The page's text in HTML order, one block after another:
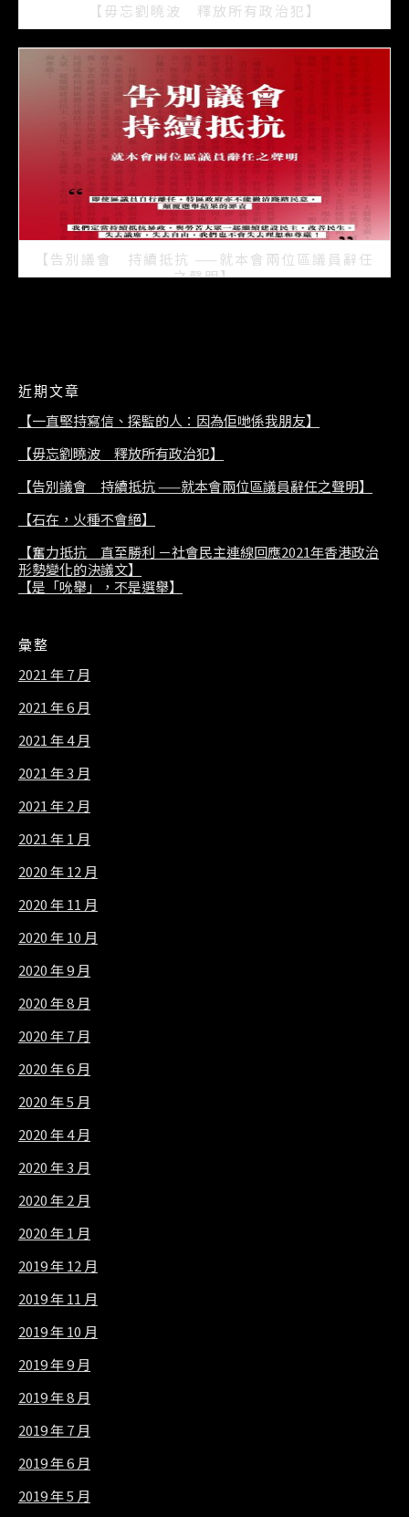
【毋忘劉曉波 釋放所有政治犯】
【告別議會 持續抵抗 ——就本會兩位區議員辭任
之聲明】
近期文章
【一直堅持寫信、探監的人：因為佢哋係我朋友】
【毋忘劉曉波 釋放所有政治犯】
【告別議會 持續抵抗 ——就本會兩位區議員辭任之聲明】
【石在，火種不會絕】
【奮力抵抗 直至勝利 －社會民主連線回應2021年香港政治
形勢變化的決議文】
【是「吮舉」，不是選舉】
彙整
2021 年 7 月
2021 年 6 月
2021 年 4 月
2021 年 3 月
2021 年 2 月
2021 年 1 月
2020 年 12 月
2020 年 11 月
2020 年 10 月
2020 年 9 月
2020 年 8 月
2020 年 7 月
2020 年 6 月
2020 年 5 月
2020 年 4 月
2020 年 3 月
2020 年 2 月
2020 年 1 月
2019 年 12 月
2019 年 11 月
2019 年 10 月
2019 年 9 月
2019 年 8 月
2019 年 7 月
2019 年 6 月
2019 年 5 月